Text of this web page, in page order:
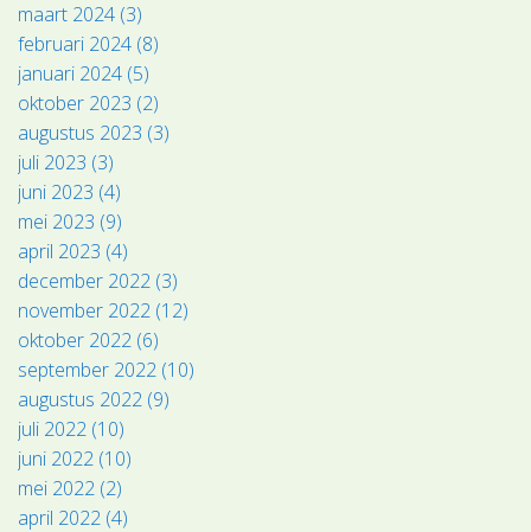
maart 2024 (3)
februari 2024 (8)
januari 2024 (5)
oktober 2023 (2)
augustus 2023 (3)
juli 2023 (3)
juni 2023 (4)
mei 2023 (9)
april 2023 (4)
december 2022 (3)
november 2022 (12)
oktober 2022 (6)
september 2022 (10)
augustus 2022 (9)
juli 2022 (10)
juni 2022 (10)
mei 2022 (2)
april 2022 (4)